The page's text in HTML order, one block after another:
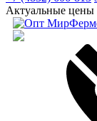
Актуальные цены